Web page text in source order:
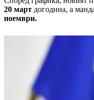
20 март догодина, а
ноември.